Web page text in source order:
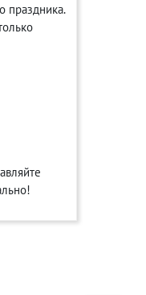
праздника.